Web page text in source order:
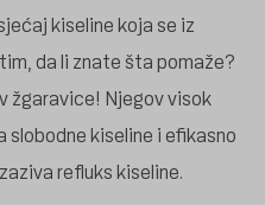
kiseline koja se iz
da li znate šta pomaže?
žgaravice! Njegov visok
kiseline i efikasno
refluks kiseline.